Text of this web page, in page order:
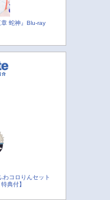
章 蛇神』Blu-ray
わコロりんセット
典付】